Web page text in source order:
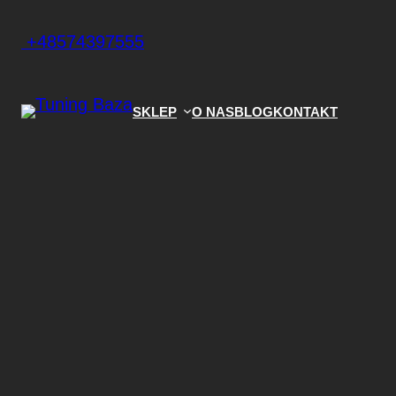
+48574397555
SKLEP O NASBLOGKONTAKT